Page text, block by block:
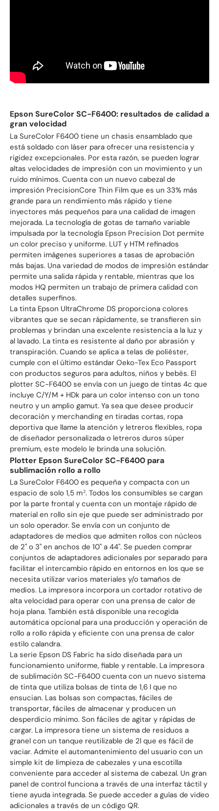
Epson SureColor SC-F6400: resultados de calidad a
gran velocidad
La SureColor F6400 tiene un chasis ensamblado que
está soldado con láser para ofrecer una resistencia y
rigidez excepcionales. Por esta razón, se pueden lograr
altas velocidades de impresión con un movimiento y un
ruido mínimos. Cuenta con un nuevo cabezal de
impresión PrecisionCore Thin Film que es un 33% más
grande para un rendimiento más rápido y tiene
inyectores más pequeños para una calidad de imagen
mejorada. La tecnología de gotas de tamaño variable
impulsada por la tecnología Epson Precision Dot permite
un color preciso y uniforme. LUT y HTM refinados
permiten imágenes superiores a tasas de aprobación
más bajas. Una variedad de modos de impresión estándar
permite una salida rápida y rentable, mientras que los
modos HQ permiten un trabajo de primera calidad con
detalles superfinos.
La tinta Epson UltraChrome DS proporciona colores
vibrantes que se secan rápidamente, se transfieren sin
problemas y brindan una excelente resistencia a la luz y
al lavado. La tinta es resistente al daño por abrasión y
transpiración. Cuando se aplica a telas de poliéster,
cumple con el último estándar Oeko-Tex Eco Passport
con productos seguros para adultos, niños y bebés. El
plotter SC-F6400 se envía con un juego de tintas 4c que
incluye C/Y/M + HDk para un color intenso con un tono
neutro y un amplio gamut. Ya sea que desee producir
decoración y merchanding en tiradas cortas, ropa
deportiva que llame la atención y letreros flexibles, ropa
de diseñador personalizada o letreros duros súper
premium, este modelo le brinda una solución.
Plotter Epson SureColor SC-F6400 para
sublimación rollo a rollo
La SureColor F6400 es pequeña y compacta con un
espacio de solo 1,5 m2. Todos los consumibles se cargan
por la parte frontal y cuenta con un montaje rápido de
material en rollo sin eje que puede ser administrado por
un solo operador. Se envía con un conjunto de
adaptadores de medios que admiten rollos con núcleos
de 2" o 3" en anchos de 10" a 44". Se pueden comprar
conjuntos de adaptadores adicionales por separado para
facilitar el intercambio rápido en entornos en los que se
necesita utilizar varios materiales y/o tamaños de
medios. La impresora incorpora un cortador rotativo de
alta velocidad para operar con una prensa de calor de
hoja plana. También está disponible una recogida
automática opcional para una producción y operación de
rollo a rollo rápida y eficiente con una prensa de calor
estilo calandra.
La serie Epson DS Fabric ha sido diseñada para un
funcionamiento uniforme, fiable y rentable. La impresora
de sublimación SC-F6400 cuenta con un nuevo sistema
de tinta que utiliza bolsas de tinta de 1,6 l que no
ensucian. Las bolsas son compactas, fáciles de
transportar, fáciles de almacenar y producen un
desperdicio mínimo. Son fáciles de agitar y rápidas de
cargar. La impresora tiene un sistema de residuos a
granel con un tanque reutilizable de 2l que es fácil de
vaciar. Admite el automantenimiento del usuario con un
simple kit de limpieza de cabezales y una escotilla
conveniente para acceder al sistema de cabezal. Un gran
panel de control funciona a través de una interfaz táctil y
tiene ayuda integrada. Se puede acceder a guías de video
adicionales a través de un código QR.